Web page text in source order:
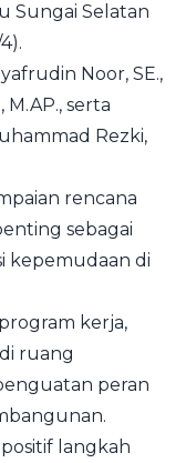
Sungai Selatan
Noor, SE.,
M.AP., serta
Rezki,
rencana
sebagai
kepemudaan di
kerja,
ruang
peran
langkah